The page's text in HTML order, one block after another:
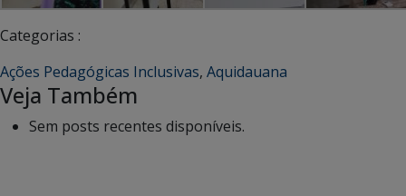
Categorias :
Ações Pedagógicas Inclusivas, Aquidauana
Veja Também
Sem posts recentes disponíveis.